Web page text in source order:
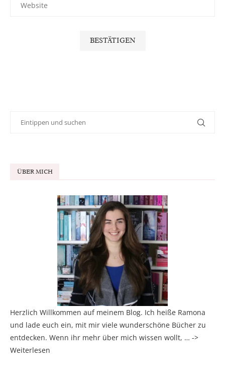
ÜBER MICH
Herzlich Willkommen auf meinem Blog. Ich heiße Ramona
und lade euch ein, mit mir viele wunderschöne Bücher zu
entdecken. Wenn ihr mehr über mich wissen wollt, … ->
Weiterlesen